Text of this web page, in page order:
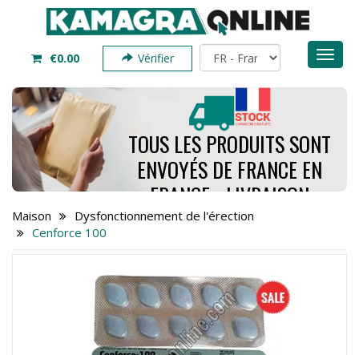
€0.00 Vérifier
TOUS LES PRODUITS SONT
ENVOYÉS DE FRANCE EN
FRANCE - LIVRAISON
PREND SEULEMENT 4 À 7
MAINTENANT
Maison
Dysfonctionnement de l'érection
Cenforce 100